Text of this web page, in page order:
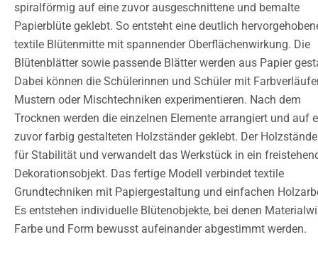
spiralförmig auf eine zuvor ausgeschnittene und bemalte
Papierblüte geklebt. So entsteht eine deutlich
textile Blütenmitte mit spannender Oberflächenwirkung. Die
Blütenblätter sowie passende Blätter werden aus Papier
Dabei können die Schülerinnen und Schüler mit
Mustern oder Mischtechniken experimentieren. Nach dem
Trocknen werden die einzelnen Elemente arrangiert und auf
zuvor farbig gestalteten Holzständer geklebt. Der
für Stabilität und verwandelt das Werkstück in ein
Dekorationsobjekt. Das fertige Modell verbindet textile
Grundtechniken mit Papiergestaltung und einfachen
Es entstehen individuelle Blütenobjekte, bei denen
Farbe und Form bewusst aufeinander abgestimmt werden.